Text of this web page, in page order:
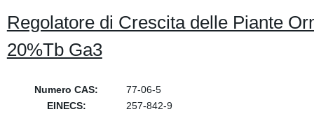
Regolatore di Crescita delle Piante
20%Tb Ga3
Numero CAS:
77-06-5
EINECS:
257-842-9